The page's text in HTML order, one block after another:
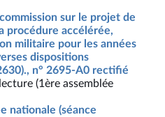
sur le projet de
procédure accélérée,
militaire pour les années
dispositions
n° 2695-A0 rectifié
(1ère assemblée
nationale (séance